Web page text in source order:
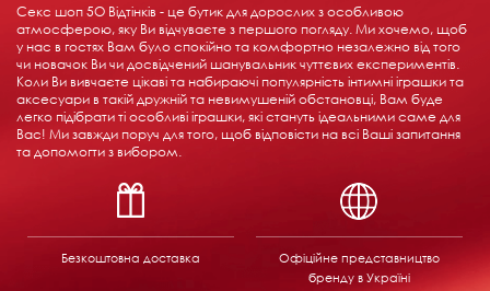
Секс шоп 5О Відтінків - це бутик для дорослих з особливою
атмосферою, яку Ви відчуваєте з першого погляду. Ми хочемо, щоб
у нас в гостях Вам було спокійно та комфортно незалежно від того
чи новачок Ви чи досвідчений шанувальник чуттєвих експериментів.
Коли Ви вивчаєте цікаві та набираючі популярність інтимні іграшки та
аксесуари в такій дружній та невимушеній обстановці, Вам буде
легко підібрати ті особливі іграшки, які стануть ідеальними саме для
Вас! Ми завжди поруч для того, щоб відповісти на всі Ваші запитання
та допомогти з вибором.
Безкоштовна доставка
Офіційне представництво
бренду в Україні